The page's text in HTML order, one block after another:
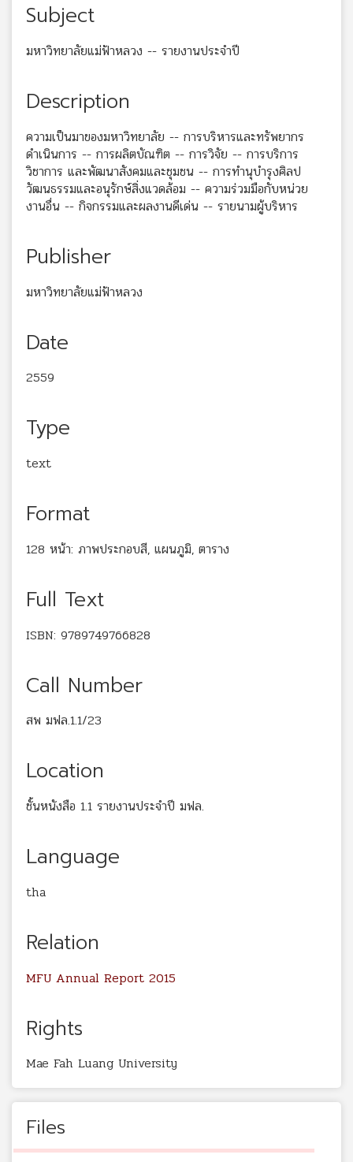
Subject
มหาวิทยาลัยแม่ฟ้าหลวง -- รายงานประจำปี
Description
ความเป็นมาของมหาวิทยาลัย -- การบริหารและทรัพยากร
ดำเนินการ -- การผลิตบัณฑิต -- การวิจัย -- การบริการ
วิชาการ และพัฒนาสังคมและชุมชน -- การทำนุบำรุงศิลป
วัฒนธรรมและอนุรักษ์สิ่งแวดล้อม -- ความร่วมมือกับหน่วย
งานอื่น -- กิจกรรมและผลงานดีเด่น -- รายนามผู้บริหาร
Publisher
มหาวิทยาลัยแม่ฟ้าหลวง
Date
2559
Type
text
Format
128 หน้า: ภาพประกอบสี, แผนภูมิ, ตาราง
Full Text
ISBN: 9789749766828
Call Number
สพ มฟล.1.1/23
Location
ชั้นหนังสือ 1.1 รายงานประจำปี มฟล.
Language
tha
Relation
MFU Annual Report 2015
Rights
Mae Fah Luang University
Files